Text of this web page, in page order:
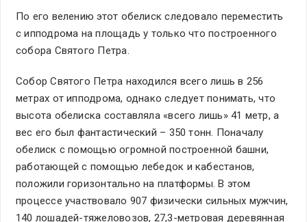
По его велению этот обелиск следовало переместить
с ипподрома на площадь у только что построенного
собора Святого Петра.
Собор Святого Петра находился всего лишь в 256
метрах от ипподрома, однако следует понимать, что
высота обелиска составляла «всего лишь» 41 метр, а
вес его был фантастический – 350 тонн. Поначалу
обелиск с помощью огромной построенной башни,
работающей с помощью лебедок и кабестанов,
положили горизонтально на платформы. В этом
процессе участвовало 907 физически сильных мужчин,
140 лошадей-тяжеловозов, 27,3-метровая деревянная